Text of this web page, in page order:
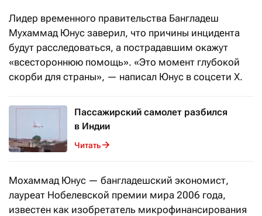
Лидер временного правительства Бангладеш
Мухаммад Юнус заверил, что причины инцидента
будут расследоваться, а пострадавшим окажут
«всестороннюю помощь». «Это момент глубокой
скорби для страны», — написал Юнус в соцсети X.
Пассажирский самолет разбился
в Индии
Читать
Мохаммад Юнус — бангладешский экономист,
лауреат Нобелевской премии мира 2006 года,
известен как изобретатель микрофинансирования